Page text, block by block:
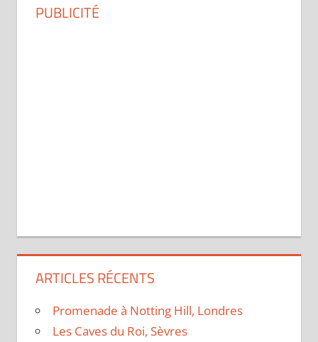
PUBLICITÉ
ARTICLES RÉCENTS
Promenade à Notting Hill, Londres
Les Caves du Roi, Sèvres